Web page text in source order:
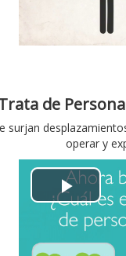
V
d
e
o
de
operar y
P
l